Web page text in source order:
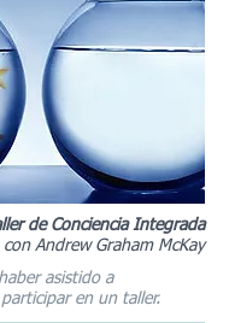
de Conciencia Integrada
con Andrew Graham McKay
asistido a
en un taller.